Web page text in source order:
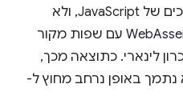
מיפויים ברורים למושגים ולערכים של JavaScript, ולא
לפורמטים בינאריים כמו WebAssembly עם שפות מקור
לינארי. כתוצאה מכך,
נתמך באופן נרחב מחוץ ל-